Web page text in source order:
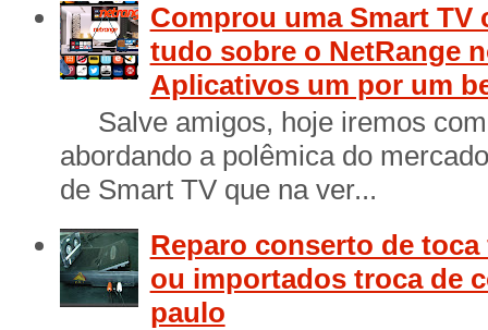
Comprou uma Smart TV
tudo sobre o NetRange
Aplicativos um por um
Salve amigos, hoje iremos
abordando a polêmica do
de Smart TV que na ver...
Reparo conserto de
ou importados troca de
paulo